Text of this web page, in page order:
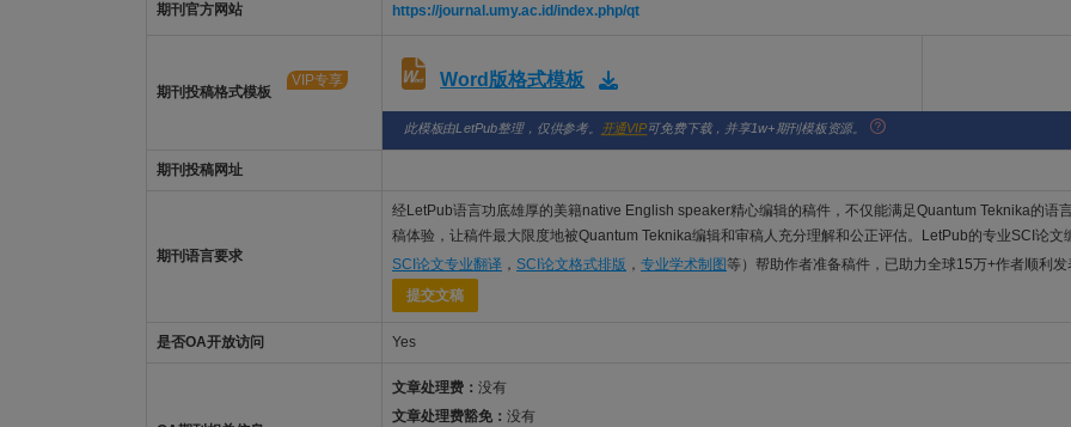
期刊官方网站 https://journal.umy.ac.id/index.php/qt
期刊投稿格式模板
VIP专享 Word版格式模板
此模板由LetPub整理，仅供参考。 开通VIP可免费下载，并享1w+期刊模板资源。
期刊投稿网址
期刊语言要求
经LetPub语言功底雄厚的美籍native English speaker精心编辑的稿件，不仅能满足Quantum Teknika的语
稿体验，让稿件最大限度地被Quantum Teknika编辑和审稿人充分理解和公正评估。LetPub的专业SCI论文
SCI论文专业翻译 ， SCI论文格式排版 ， 专业学术制图等）帮助作者准备稿件，已助力全球15万+作者顺利
提交文稿
是否OA开放访问 Yes
文章处理费： 没有
文章处理费豁免： 没有